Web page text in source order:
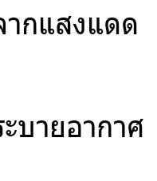
กแสงแดด
บายอากาศ